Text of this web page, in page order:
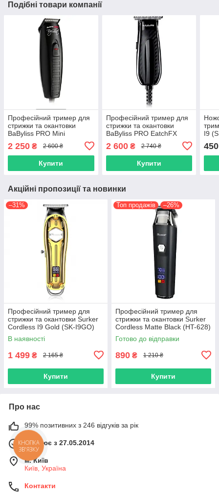
Подібні товари компанії
Професійний тример для
стрижки та окантовки
BaByliss PRO Mini
2 250 ₴ 2 600 ₴
Купити
Професійний тример для
стрижки та окантовки
BaByliss PRO EаtchFX
2 600₴ 2 740 ₴
Купити
I9
450
Акційні пропозиції та новинки
–31%
Професійний тример для
стрижки та окантовки Surker
Сordless I9 Gold (SK-I9GO)
В наявності
1 499 ₴ 2 165 ₴
Купити
Топ продажів –26%
Професійний тример для
стрижки та окантовки Surker
Сordless Matte Black (HT-628)
Готово до відправки
890 ₴ 1 210 ₴
Купити
Про нас
99% позитивних з 246 відгуків за рік
Працює з 27.05.2014
м. Київ
Київ, Україна
Контакти
КНОПКА
ЗВ'ЯЗКУ